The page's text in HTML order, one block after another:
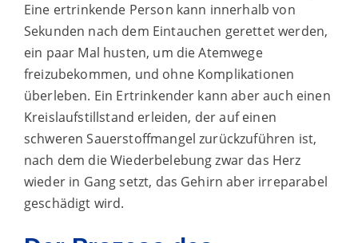
Eine ertrinkende Person kann innerhalb von
Sekunden nach dem Eintauchen gerettet werden,
ein paar Mal husten, um die Atemwege
freizubekommen, und ohne Komplikationen
überleben. Ein Ertrinkender kann aber auch einen
Kreislaufstillstand erleiden, der auf einen
schweren Sauerstoffmangel zurückzuführen ist,
nach dem die Wiederbelebung zwar das Herz
wieder in Gang setzt, das Gehirn aber irreparabel
geschädigt wird.